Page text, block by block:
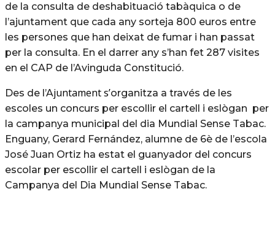
de la consulta de deshabituació tabàquica o de
l’ajuntament que cada any sorteja 800 euros entre
les persones que han deixat de fumar i han passat
per la consulta. En el darrer any s’han fet 287 visites
en el CAP de l’Avinguda Constitució.
Des de l’Ajuntament s’organitza a través de les
escoles un concurs per escollir el cartell i eslògan per
la campanya municipal del dia Mundial Sense Tabac.
Enguany, Gerard Fernández, alumne de 6è de l’escola
José Juan Ortiz ha estat el guanyador del concurs
escolar per escollir el cartell i eslògan de la
Campanya del Dia Mundial Sense Tabac.